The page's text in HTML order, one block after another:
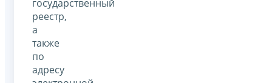
государственный
реестр,
а
также
по
адресу